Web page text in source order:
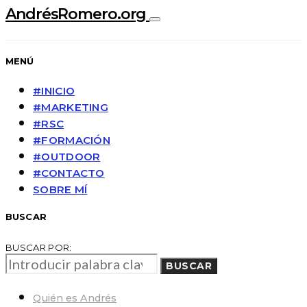
AndrésRomero.org
MENÚ
#INICIO
#MARKETING
#RSC
#FORMACIÓN
#OUTDOOR
#CONTACTO
SOBRE MÍ
BUSCAR
BUSCAR POR:
BUSCAR
Quién es Andrés